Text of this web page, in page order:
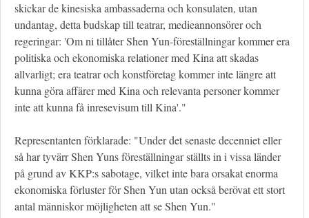
skickar de kinesiska ambassaderna och konsulaten, utan
undantag, detta budskap till teatrar, medieannonsörer och
regeringar: 'Om ni tillåter Shen Yun-föreställningar kommer era
politiska och ekonomiska relationer med Kina att skadas
allvarligt; era teatrar och konstföretag kommer inte längre att
kunna göra affärer med Kina och relevanta personer kommer
inte att kunna få inresevisum till Kina'."
Representanten förklarade: "Under det senaste decenniet eller
så har tyvärr Shen Yuns föreställningar ställts in i vissa länder
på grund av KKP:s sabotage, vilket inte bara orsakat enorma
ekonomiska förluster för Shen Yun utan också berövat ett stort
antal människor möjligheten att se Shen Yun."